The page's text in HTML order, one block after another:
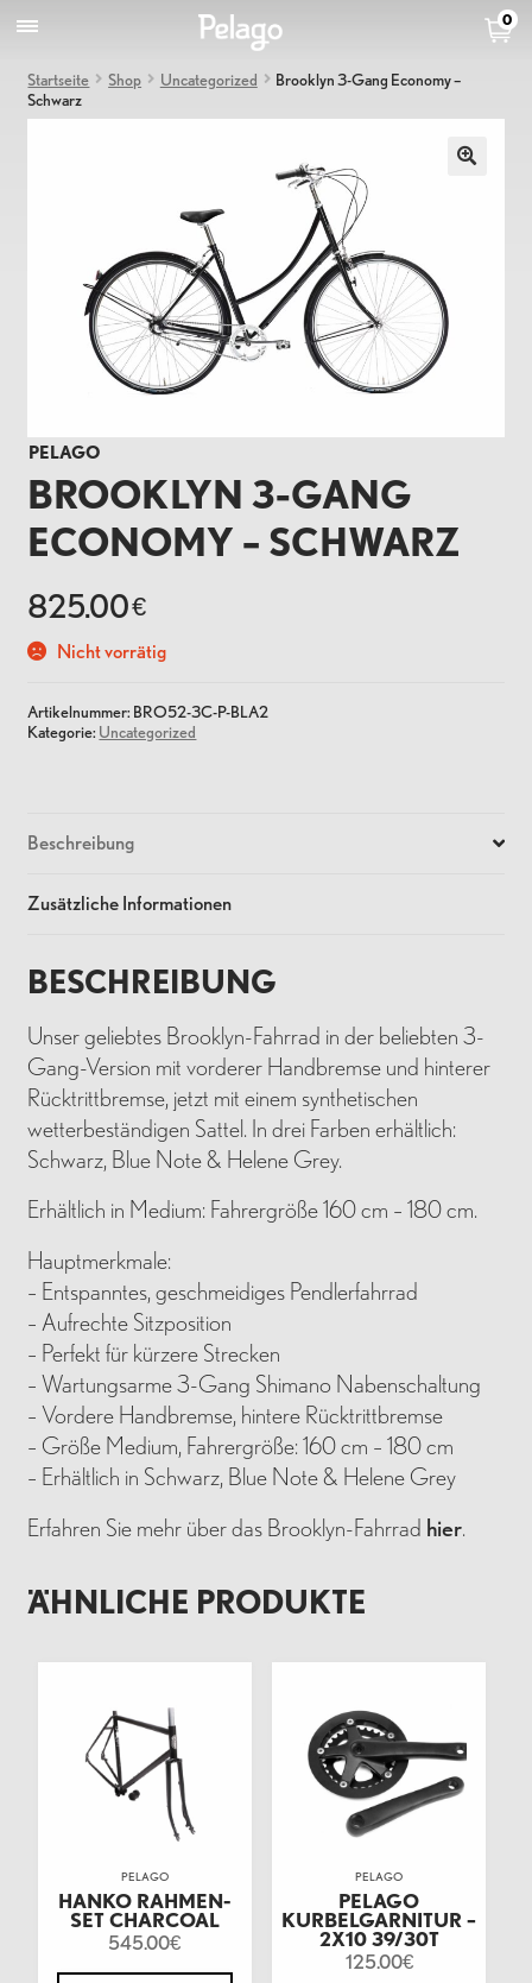
0
Startseite Shop Uncategorized
Brooklyn 3-Gang Economy –
Schwarz
PELAGO
BROOKLYN 3-GANG
ECONOMY – SCHWARZ
825.00€
Nicht vorrätig
Artikelnummer: BRO52-3C-P-BLA2
Kategorie: Uncategorized
Beschreibung
Zusätzliche Informationen
BESCHREIBUNG
Unser geliebtes Brooklyn-Fahrrad in der beliebten 3-
Gang-Version mit vorderer Handbremse und hinterer
Rücktrittbremse, jetzt mit einem synthetischen
wetterbeständigen Sattel. In drei Farben erhältlich:
Schwarz, Blue Note & Helene Grey.
Erhältlich in Medium: Fahrergröße 160 cm – 180 cm.
Hauptmerkmale:
– Entspanntes, geschmeidiges Pendlerfahrrad
– Aufrechte Sitzposition
– Perfekt für kürzere Strecken
– Wartungsarme 3-Gang Shimano Nabenschaltung
– Vordere Handbremse, hintere Rücktrittbremse
– Größe Medium, Fahrergröße: 160 cm – 180 cm
– Erhältlich in Schwarz, Blue Note & Helene Grey
Erfahren Sie mehr über das Brooklyn-Fahrrad hier.
ÄHNLICHE PRODUKTE
PELAGO
HANKO RAHMEN-
SET CHARCOAL
545.00€
PELAGO
PELAGO
KURBELGARNITUR –
2X10 39/30T
125.00€